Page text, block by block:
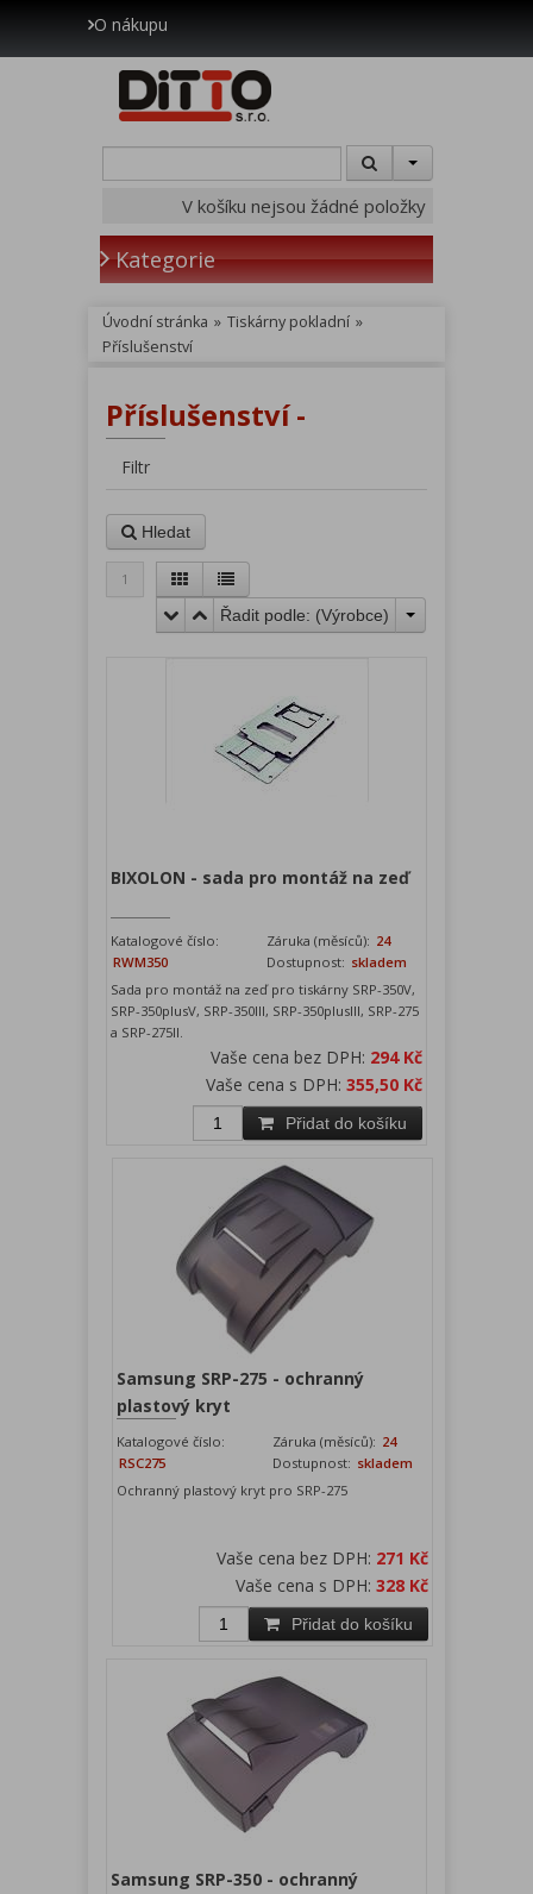
O nákupu
V košíku nejsou žádné položky
Kategorie
Úvodní stránka » Tiskárny pokladní »
Příslušenství
Příslušenství -
Filtr
Hledat
1
Řadit podle: (Výrobce)
BIXOLON - sada pro montáž na zeď
Katalogové číslo:
RWM350
Záruka (měsíců): 24
Dostupnost: skladem
Sada pro montáž na zeď pro tiskárny SRP-350V,
SRP-350plusV, SRP-350III, SRP-350plusIII, SRP-275
a SRP-275II.
Vaše cena bez DPH: 294 Kč
Vaše cena s DPH: 355,50 Kč
Přidat do košíku
Samsung SRP-275 - ochranný
plastový kryt
Katalogové číslo:
RSC275
Záruka (měsíců): 24
Dostupnost: skladem
Ochranný plastový kryt pro SRP-275
Vaše cena bez DPH: 271 Kč
Vaše cena s DPH:328 Kč
Přidat do košíku
Samsung SRP-350 - ochranný